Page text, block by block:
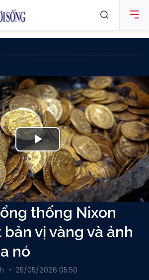
Play
Video
thống Nixon
vị vàng và ảnh
nó
25/05/2026 05:50